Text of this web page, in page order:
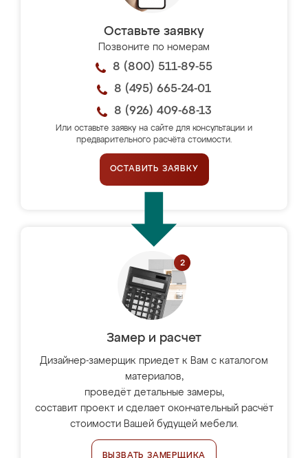
Оставьте заявку
Позвоните по номерам
8 (800) 511-89-55
8 (495) 665-24-01
8 (926) 409-68-13
Или оставьте заявку на сайте для консультации и
предварительного расчёта стоимости.
ОСТАВИТЬ ЗАЯВКУ
Замер и расчет
Дизайнер-замерщик приедет к Вам с каталогом
материалов,
проведёт детальные замеры,
составит проект и сделает окончательный расчёт
стоимости Вашей будущей мебели.
ВЫЗВАТЬ ЗАМЕРЩИКА